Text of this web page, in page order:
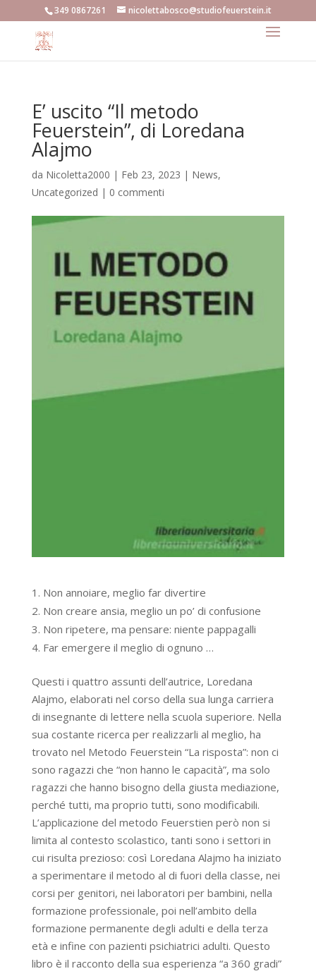
349 0867261 nicolettabosco@studiofeuerstein.it
E’ uscito “Il metodo
Feuerstein”, di Loredana
Alajmo
da Nicoletta2000 | Feb 23, 2023 | News,
Uncategorized | 0 commenti
Non annoiare, meglio far divertire
Non creare ansia, meglio un po’ di confusione
Non ripetere, ma pensare: niente pappagalli
Far emergere il meglio di ognuno …
Questi i quattro assunti dell’autrice, Loredana
Alajmo, elaborati nel corso della sua lunga carriera
di insegnante di lettere nella scuola superiore. Nella
sua costante ricerca per realizzarli al meglio, ha
trovato nel Metodo Feuerstein “La risposta”: non ci
sono ragazzi che “non hanno le capacità”, ma solo
ragazzi che hanno bisogno della giusta mediazione,
perché tutti, ma proprio tutti, sono modificabili.
L’applicazione del metodo Feuerstien però non si
limita al contesto scolastico, tanti sono i settori in
cui risulta prezioso: così Loredana Alajmo ha iniziato
a sperimentare il metodo al di fuori della classe, nei
corsi per genitori, nei laboratori per bambini, nella
formazione professionale, poi nell’ambito della
formazione permanente degli adulti e della terza
età e infine con pazienti psichiatrici adulti. Questo
libro è il racconto della sua esperienza “a 360 gradi”